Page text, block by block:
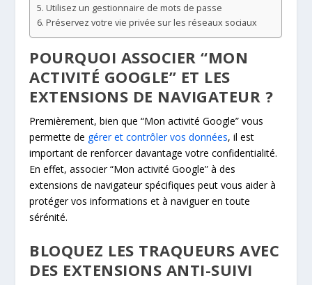
Utilisez un gestionnaire de mots de passe
Préservez votre vie privée sur les réseaux sociaux
POURQUOI ASSOCIER “MON
ACTIVITÉ GOOGLE” ET LES
EXTENSIONS DE NAVIGATEUR ?
Premièrement, bien que “Mon activité Google” vous
permette de gérer et contrôler vos données, il est
important de renforcer davantage votre confidentialité.
En effet, associer “Mon activité Google” à des
extensions de navigateur spécifiques peut vous aider à
protéger vos informations et à naviguer en toute
sérénité.
BLOQUEZ LES TRAQUEURS AVEC
DES EXTENSIONS ANTI-SUIVI